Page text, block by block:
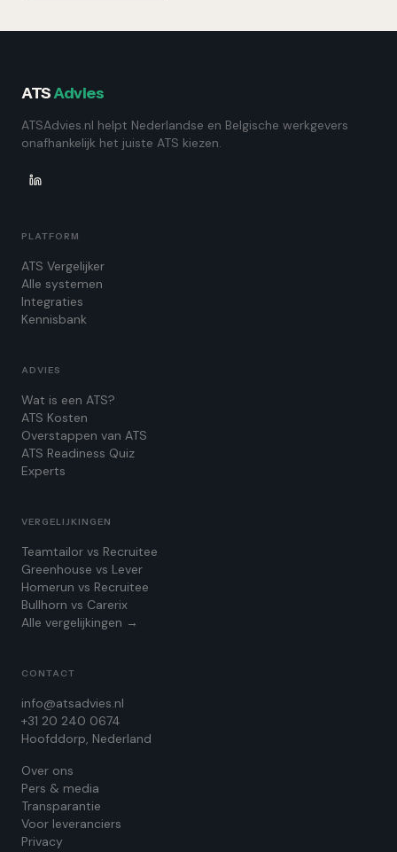
ATSAdvies
ATSAdvies.nl helpt Nederlandse en Belgische werkgevers
onafhankelijk het juiste ATS kiezen.
PLATFORM
ATS Vergelijker
Alle systemen
Integraties
Kennisbank
ADVIES
Wat is een ATS?
ATS Kosten
Overstappen van ATS
ATS Readiness Quiz
Experts
VERGELIJKINGEN
Teamtailor vs Recruitee
Greenhouse vs Lever
Homerun vs Recruitee
Bullhorn vs Carerix
Alle vergelijkingen →
CONTACT
info@atsadvies.nl
+31 20 240 0674
Hoofddorp, Nederland
Over ons
Pers & media
Transparantie
Voor leveranciers
Privacy